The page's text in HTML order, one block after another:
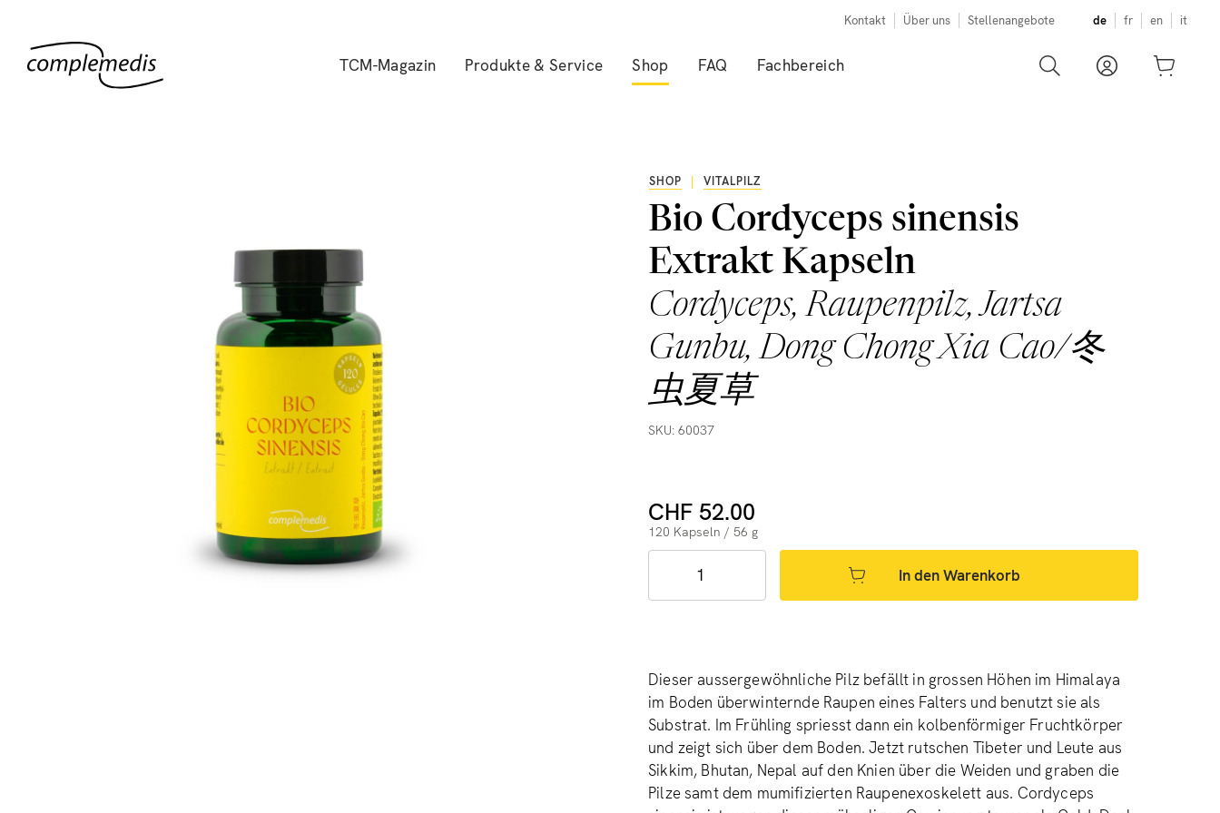
Kontakt Über uns Stellenangebote de fr en it
TCM-Magazin Produkte & Service Shop FAQ Fachbereich
SHOP | VITALPILZ
Bio Cordyceps sinensis
Extrakt Kapseln
Cordyceps, Raupenpilz, Jartsa
Gunbu, Dong Chong Xia Cao/冬
虫夏草
SKU: 60037
CHF 52.00
120 Kapseln / 56 g
In den Warenkorb
Dieser aussergewöhnliche Pilz befällt in grossen Höhen im Himalaya
im Boden überwinternde Raupen eines Falters und benutzt sie als
Substrat. Im Frühling spriesst dann ein kolbenförmiger Fruchtkörper
und zeigt sich über dem Boden. Jetzt rutschen Tibeter und Leute aus
Sikkim, Bhutan, Nepal auf den Knien über die Weiden und graben die
Pilze samt dem mumifizierten Raupenexoskelett aus. Cordyceps